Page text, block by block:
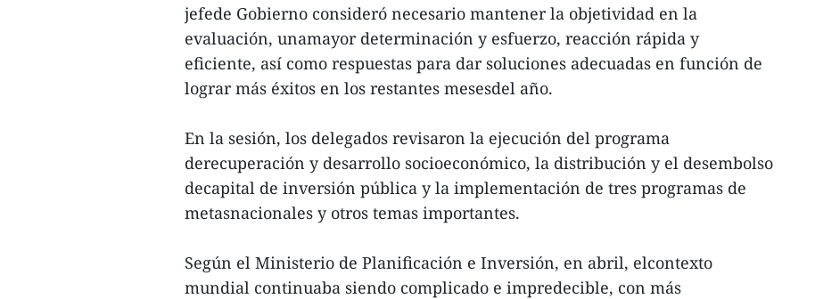
jefede Gobierno consideró necesario mantener la objetividad en la
evaluación, unamayor determinación y esfuerzo, reacción rápida y
eficiente, así como respuestas para dar soluciones adecuadas en función de
lograr más éxitos en los restantes mesesdel año.
En la sesión, los delegados revisaron la ejecución del programa
derecuperación y desarrollo socioeconómico, la distribución y el desembolso
decapital de inversión pública y la implementación de tres programas de
metasnacionales y otros temas importantes.
Según el Ministerio de Planificación e Inversión, en abril, elcontexto
mundial continuaba siendo complicado e impredecible, con más